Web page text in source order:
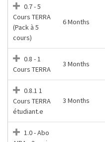
0.7 - 5
Cours TERRA
(Pack à 5
cours)
6 Months
0.8 - 1
Cours TERRA
3 Months
0.8.1 1
Cours TERRA
étudiant.e
3 Months
1.0 - Abo